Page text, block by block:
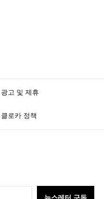
광고 및 제휴
클로카 정책
뉴스레터 구독